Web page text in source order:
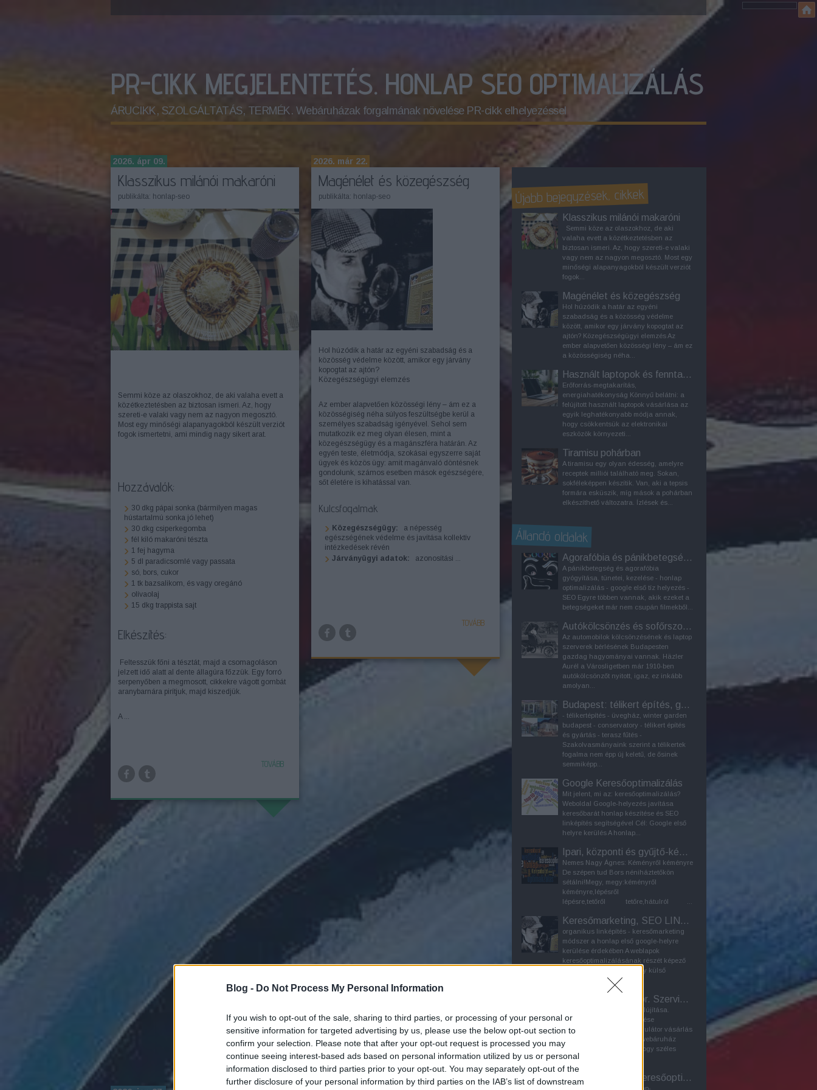
Blog - Do Not Process My Personal Information
If you wish to opt-out of the sale, sharing to third parties, or processing of your personal or
sensitive information for targeted advertising by us, please use the below opt-out section to
confirm your selection. Please note that after your opt-out request is processed you may
continue seeing interest-based ads based on personal information utilized by us or personal
information disclosed to third parties prior to your opt-out. You may separately opt-out of the
further disclosure of your personal information by third parties on the IAB’s list of downstream
PR-CIKK MEGJELENTETÉS. HONLAP SEO OPTIMALIZÁLÁS
ÁRUCIKK, SZOLGÁLTATÁS, TERMÉK. Webáruházak forgalmának növelése PR-cikk elhelyezéssel
2026. ápr 09.
Klasszikus milánói makaróni
publikálta: honlap-seo
Semmi köze az olaszokhoz, de aki valaha evett a
közétkeztetésben az biztosan ismeri. Az, hogy
szereti-e valaki vagy nem az nagyon megosztó.
Most egy minőségi alapanyagokból készült verziót
fogok ismertetni, ami mindig nagy sikert arat.
Hozzávalók:
30 dkg pápai sonka (bármilyen magas
hústartalmú sonka jó lehet)
30 dkg csiperkegomba
fél kiló makaróni tészta
1 fej hagyma
5 dl paradicsomlé vagy passata
só, bors, cukor
1 tk bazsalikom, és vagy oregánó
olívaolaj
15 dkg trappista sajt
Elkészítés:
Feltesszük főni a tésztát, majd a csomagoláson
jelzett idő alatt al dente állagúra főzzük. Egy forró
serpenyőben a megmosott, cikkekre vágott gombát
aranybarnára pirítjuk, majd kiszedjük.
A ...
TOVÁBB
2026. már 22.
Magénélet és közegészség
publikálta: honlap-seo
Hol húzódik a határ az egyéni szabadság és a
közösség védelme között, amikor egy járvány
kopogtat az ajtón?
Közegészségügyi elemzés
Az ember alapvetően közösségi lény – ám ez a
közösségiség néha súlyos feszültségbe kerül a
személyes szabadság igényével. Sehol sem
mutatkozik ez meg olyan élesen, mint a
közegészségügy és a magánszféra határán. Az
egyén teste, életmódja, szokásai egyszerre saját
ügyek és közös ügy: amit magánvaló döntésnek
gondolunk, számos esetben mások egészségére,
sőt életére is kihatással van.
Kulcsfogalmak
Közegészségügy:
a népesség
egészségének védelme és javítása kollektív
intézkedések révén
Járványügyi adatok:
azonosítási ...
TOVÁBB
Újabb bejegyzések, cikkek
Klasszikus milánói makaróni
Semmi köze az olaszokhoz, de aki
valaha evett a közétkeztetésben az
biztosan ismeri. Az, hogy szereti-e valaki
vagy nem az nagyon megosztó. Most egy
minőségi alapanyagokból készült verziót
fogok...
Magénélet és közegészség
Hol húzódik a határ az egyéni
szabadság és a közösség védelme
között, amikor egy járvány kopogtat az
ajtón? Közegészségügyi elemzés Az
ember alapvetően közösségi lény – ám ez
a közösségiség néha...
Használt laptopok és fenntarthatóság
Erőforrás-megtakarítás,
energiahatékonyság Könnyű belátni: a
felújított használt laptopok vásárlása az
egyik leghatékonyabb módja annak,
hogy csökkentsük az elektronikai
eszközök környezeti...
Tiramisu pohárban
A tiramisu egy olyan édesség, amelyre
receptek milliói található meg. Sokan,
sokféleképpen készítik. Van, aki a tepsis
formára esküszik, míg mások a pohárban
elkészíthető változatra. Ízlések és...
Állandó oldalak
Agorafóbia és pánikbetegség kezelése
A pánikbetegség és agorafóbia
gyógyítása, tünetei, kezelése - honlap
optimalizálás - google első tíz helyezés -
SEO Egyre többen vannak, akik ezeket a
betegségeket már nem csupán filmekből...
Autókölcsönzés és sofőrszolgálat Budapesten
Az automobilok kölcsönzésének és laptop
szerverek bérlésének Budapesten
gazdag hagyományai vannak. Häzler
Aurél a Városligetben már 1910-ben
autókölcsönzőt nyitott, igaz, ez inkább
amolyan...
Budapest: télikert építés, gyártás
- télikertépítés - üvegház, winter garden
budapest - conservatory - télikert építés
és gyártás - terasz fűtés -
Szakolvasmányaink szerint a télikertek
fogalma nem épp új keletű, de ősinek
semmiképp...
Google Keresőoptimalizálás
Mit jelent, mi az: keresőoptimalizálás?
Weboldal Google-helyezés javítása
keresőbarát honlap készítése és SEO
linképítés segítségével Cél: Google első
helyre kerülés A honlap...
Ipari, központi és gyűjtő-kémény - Furanflex kéménybélelés
Nemes Nagy Ágnes: Kéményről kéményre
De szépen tud Bors néniháztetőkön
sétálni!Megy, megy:kéményről
kéményre,lépésről
lépésre,tetőről tetőre,hátulról ...
Keresőmarketing, SEO LINKÉPÍTÉS
organikus linképítés - keresőmarketing
módszer a honlap első google-helyre
kerülése érdekében A weblapok
keresőoptimalizálásának részét képező
LINKÉPÍTÉS célja az, hogy külső
honlapokra kihelyezett...
Laptop akkumulátor. Szerviz Bp. / Webáruház
2024: Linképítő program felújítása.
Korábbi SEO-tuning frissítése
Webáruház: laptop akkumulátor vásárlás
Bármely laptopalkatrész-webáruház
feladata elsősorban az, hogy széles
választékban kínáljon...
PR-cikk - Honlap keresőoptimalizálás - Seo
A PR-cikk szerepe a honlap-